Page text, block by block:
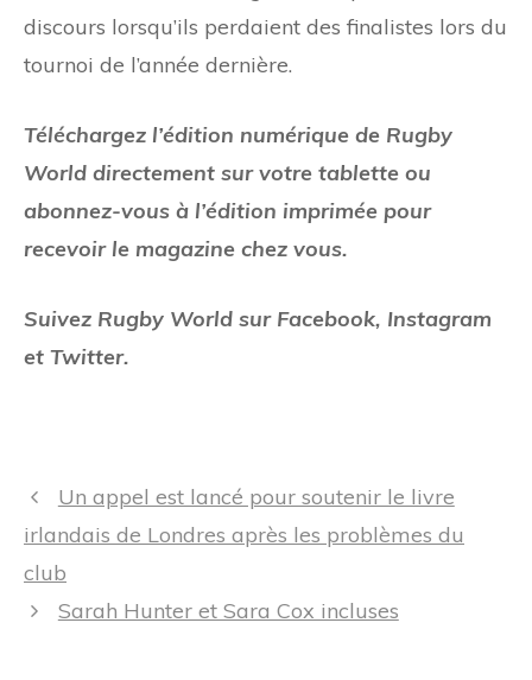
discours lorsqu’ils perdaient des finalistes lors du
tournoi de l’année dernière.
Téléchargez l’édition numérique de Rugby
World directement sur votre tablette ou
abonnez-vous à l’édition imprimée pour
recevoir le magazine chez vous.
Suivez Rugby World sur Facebook, Instagram
et Twitter.
Navigation
des
Un appel est lancé pour soutenir le livre
irlandais de Londres après les problèmes du
club
Sarah Hunter et Sara Cox incluses